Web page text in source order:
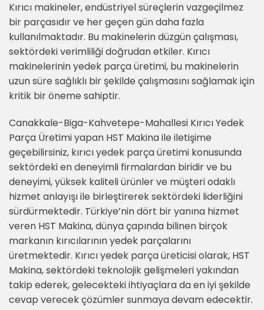
Kırıcı makineler, endüstriyel süreçlerin vazgeçilmez
bir parçasıdır ve her geçen gün daha fazla
kullanılmaktadır. Bu makinelerin düzgün çalışması,
sektördeki verimliliği doğrudan etkiler. Kırıcı
makinelerinin yedek parça üretimi, bu makinelerin
uzun süre sağlıklı bir şekilde çalışmasını sağlamak için
kritik bir öneme sahiptir.
Canakkale-Biga-Kahvetepe-Mahallesi Kırıcı Yedek
Parça Üretimi yapan HST Makina ile iletişime
geçebilirsiniz, kırıcı yedek parça üretimi konusunda
sektördeki en deneyimli firmalardan biridir ve bu
deneyimi, yüksek kaliteli ürünler ve müşteri odaklı
hizmet anlayışı ile birleştirerek sektördeki liderliğini
sürdürmektedir. Türkiye’nin dört bir yanına hizmet
veren HST Makina, dünya çapında bilinen birçok
markanın kırıcılarının yedek parçalarını
üretmektedir. Kırıcı yedek parça üreticisi olarak, HST
Makina, sektördeki teknolojik gelişmeleri yakından
takip ederek, gelecekteki ihtiyaçlara da en iyi şekilde
cevap verecek çözümler sunmaya devam edecektir.